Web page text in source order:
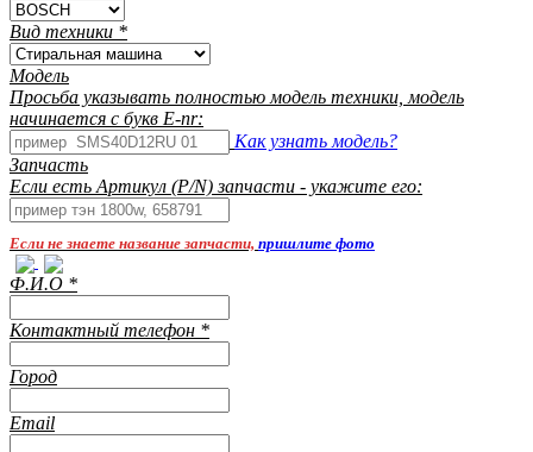
Вид техники *
Модель
Просьба указывать полностью модель техники, модель
начинается с букв E-nr:
Как узнать модель?
Запчасть
Если есть Артикул (P/N) запчасти - укажите его:
Если не знаете название запчасти, пришлите фото
Ф.И.О *
Контактный телефон *
Город
Email